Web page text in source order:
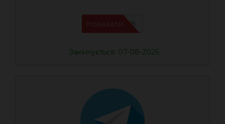
IFPIMPAB
ПОКАЗАТИ
Закінчується: 07-08-2026